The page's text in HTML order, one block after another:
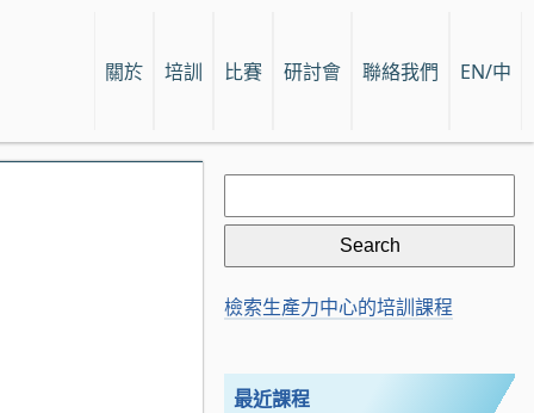
關於 培訓 比賽 研討會 聯絡我們 EN/中
Search
for:
檢索生產力中心的培訓課程
最近課程